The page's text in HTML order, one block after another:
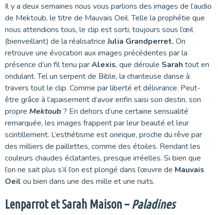
Il y a deux semaines nous vous parlions des images de l’audio
de Mektoub, le titre de Mauvais Oeil. Telle la prophétie que
nous attendions tous, le clip est sorti, toujours sous l’œil
(bienveillant) de la réalisatriceJulia Grandperret. On
retrouve une évocation aux images précédentes par la
présence d’un fil tenu parAlexis, que déroule Sarah tout en
ondulant. Tel un serpent de Bible, la chanteuse danse à
travers tout le clip. Comme par liberté et délivrance. Peut-
être grâce à l’apaisement d’avoir enfin saisi son destin, son
propre Mektoub ? En dehors d’une certaine sensualité
remarquée, les images frappent par leur beauté et leur
scintillement. L’esthétisme est onirique, proche du rêve par
des milliers de paillettes, comme des étoiles. Rendant les
couleurs chaudes éclatantes, presque irréelles. Si bien que
l’on ne sait plus s’il l’on est plongé dans l’œuvre de Mauvais
Oeil ou bien dans une des mille et une nuits.
Lenparrot et Sarah Maison –Paladines